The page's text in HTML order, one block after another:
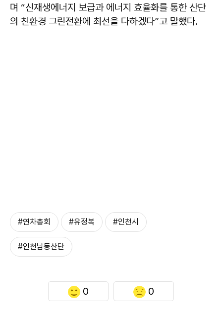
며 “신재생에너지 보급과 에너지 효율화를 통한 산단
의 친환경 그린전환에 최선을 다하겠다”고 말했다.
#연차총회 #유정복 #인천시
#인천남동산단
0 0